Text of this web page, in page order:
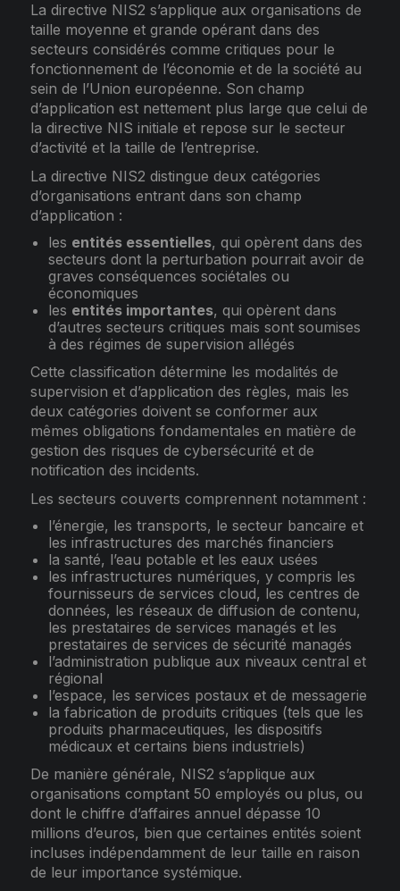
La directive NIS2 s’applique aux organisations de
taille moyenne et grande opérant dans des
secteurs considérés comme critiques pour le
fonctionnement de l’économie et de la société au
sein de l’Union européenne. Son champ
d’application est nettement plus large que celui de
la directive NIS initiale et repose sur le secteur
d’activité et la taille de l’entreprise.
La directive NIS2 distingue deux catégories
d’organisations entrant dans son champ
d’application :
les entités essentielles, qui opèrent dans des
secteurs dont la perturbation pourrait avoir de
graves conséquences sociétales ou
économiques
les entités importantes, qui opèrent dans
d’autres secteurs critiques mais sont soumises
à des régimes de supervision allégés
Cette classification détermine les modalités de
supervision et d’application des règles, mais les
deux catégories doivent se conformer aux
mêmes obligations fondamentales en matière de
gestion des risques de cybersécurité et de
notification des incidents.
Les secteurs couverts comprennent notamment :
l’énergie, les transports, le secteur bancaire et
les infrastructures des marchés financiers
la santé, l’eau potable et les eaux usées
les infrastructures numériques, y compris les
fournisseurs de services cloud, les centres de
données, les réseaux de diffusion de contenu,
les prestataires de services managés et les
prestataires de services de sécurité managés
l’administration publique aux niveaux central et
régional
l’espace, les services postaux et de messagerie
la fabrication de produits critiques (tels que les
produits pharmaceutiques, les dispositifs
médicaux et certains biens industriels)
De manière générale, NIS2 s’applique aux
organisations comptant 50 employés ou plus, ou
dont le chiffre d’affaires annuel dépasse 10
millions d’euros, bien que certaines entités soient
incluses indépendamment de leur taille en raison
de leur importance systémique.